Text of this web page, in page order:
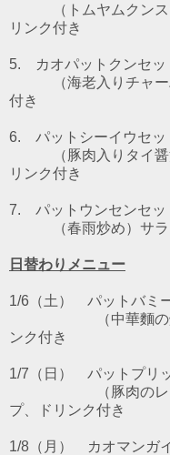
（トムヤムクン
リンク付き
5. カオパットクンセッ
（海老入りチャーハ
付き
6. パットシーイウセッ
（豚肉入りタイ醤油
リンク付き
7. パットウンセンセッ
（春雨炒め）サラダ
日替わりメニュー
1/6（土） パットバミ
（中華麵の焼きそ
ンク付き
1/7（日） パットプリ
（豚肉のレッド
プ、ドリンク付き
1/8（月） カオマンガ